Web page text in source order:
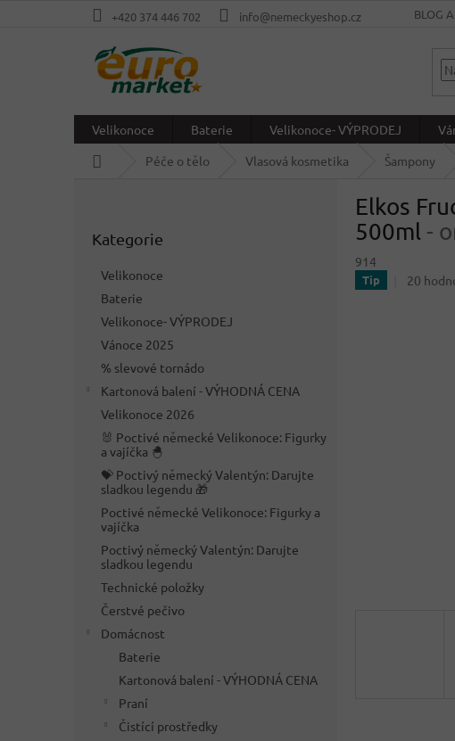
+420 374 446 702 info@nemeckyeshop.cz BLOG
Velikonoce Baterie Velikonoce- VÝPRODEJ
Péče o tělo Vlasová kosmetika Šampony
kategorie
Kategorie
Velikonoce
Baterie
Velikonoce- VÝPRODEJ
Vánoce 2025
% slevové tornádo
Kartonová balení - VÝHODNÁ CENA
Velikonoce 2026
🐰 Poctivé německé Velikonoce: Figurky
a vajíčka 🐣
💝 Poctivý německý Valentýn: Darujte
sladkou legendu 🎁
Poctivé německé Velikonoce: Figurky a
vajíčka
Poctivý německý Valentýn: Darujte
sladkou legendu
Technické položky
Čerstvé pečivo
Domácnost
Baterie
Kartonová balení - VÝHODNÁ CENA
Praní
Čistící prostředky
Elkos
500ml -
914
Tip 20